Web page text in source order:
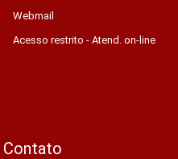
Webmail
Acesso restrito - Atend. on-line
Contato